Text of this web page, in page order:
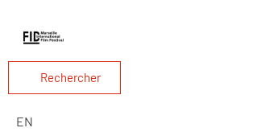
Rechercher
EN